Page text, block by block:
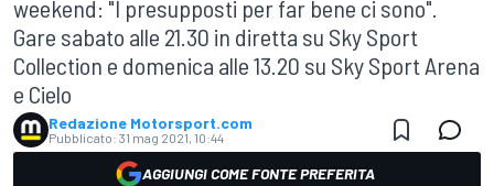
weekend: "I presupposti per far bene ci sono".
Gare sabato alle 21.30 in diretta su Sky Sport
Collection e domenica alle 13.20 su Sky Sport Arena
e Cielo
Redazione Motorsport.com
Pubblicato: 31 mag 2021, 10:44
AGGIUNGI COME FONTE PREFERITA